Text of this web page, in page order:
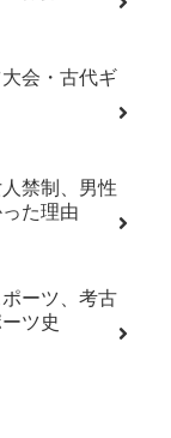
会・古代ギ
禁制、男性
た理由
ーツ、考古
ツ史